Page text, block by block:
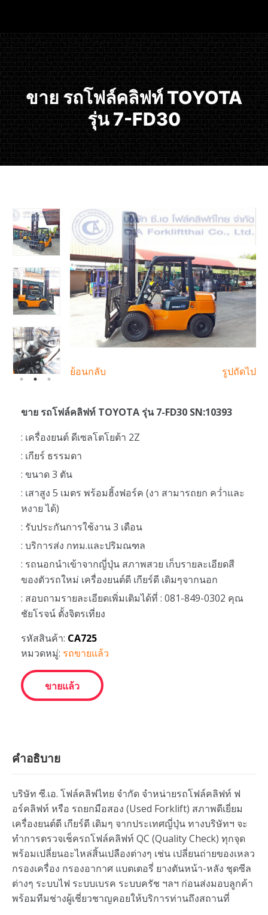
ขาย รถโฟล์คลิฟท์ TOYOTA
รุ่น 7-FD30
ย้อนกลับ รูปถัดไป
ขาย รถโฟล์คลิฟท์ TOYOTA รุ่น 7-FD30 SN:10393
: เครื่องยนต์ ดีเซลโตโยต้า 2Z
: เกียร์ ธรรมดา
: ขนาด 3 ตัน
: เสาสูง 5 เมตร พร้อมฮิ้งฟอร์ค (งา สามารถยก คว่ำและ
หงาย ได้)
: รับประกันการใช้งาน 3 เดือน
: บริการส่ง กทม.และปริมณฑล
: รถนอกนำเข้าจากญี่ปุ่น สภาพสวย เก็บรายละเอียดสี
ของตัวรถใหม่ เครื่องยนต์ดี เกียร์ดี เดิมๆจากนอก
: สอบถามรายละเอียดเพิ่มเติมได้ที่ : 081-849-0302 คุณ
ชัยโรจน์ ตั้งจิตรเที่ยง
รหัสสินค้า: CA725
หมวดหมู่: รถขายแล้ว
ขายแล้ว
คำอธิบาย
บริษัท ซี.เอ. โฟล์คลิฟไทย จำกัด จำหน่ายรถโฟล์คลิฟท์ ฟ
อร์คลิฟท์ หรือ รถยกมือสอง (Used Forklift) สภาพดีเยี่ยม
เครื่องยนต์ดี เกียร์ดี เดิมๆ จากประเทศญี่ปุ่น ทางบริษัทฯ จะ
ทำการตรวจเช็ครถโฟล์คลิฟท์ QC (Quality Check) ทุกจุด
พร้อมเปลี่ยนอะไหล่สิ้นเปลืองต่างๆ เช่น เปลี่ยนถ่ายของเหลว
กรองเครื่อง กรองอากาศ แบตเตอรี่ ยางตันหน้า-หลัง ชุดซีล
ต่างๆ ระบบไฟ ระบบเบรค ระบบครัช ฯลฯ ก่อนส่งมอบลูกค้า
พร้อมทีมช่างผู้เชี่ยวชาญคอยให้บริการท่านถึงสถานที่